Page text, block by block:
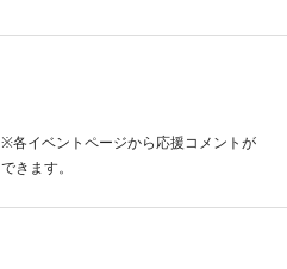
※各イベントページから応援コメントが
できます。